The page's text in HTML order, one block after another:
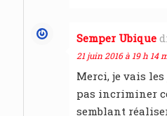
Semper Ubique
21 juin 2016 à 19 h 14
Merci, je vais
pas incriminer
semblant